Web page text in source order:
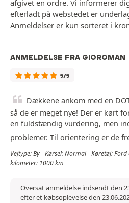
afgivet en ordre. Vi informerer
efterladt på webstedet er
Anmeldelser er kun sorteret i
ANMELDELSE FRA GIOROMAN
5/5
Dækkene ankom med en
så de er meget nye! Der er kørt
en fuldstændig vurdering, men
problemer. Til orientering er de
Vejtype: By - Kørsel: Normal - Køretøj:
kilometer: 1000 km
Oversat anmeldelse indsendt den
efter et købsoplevelse den